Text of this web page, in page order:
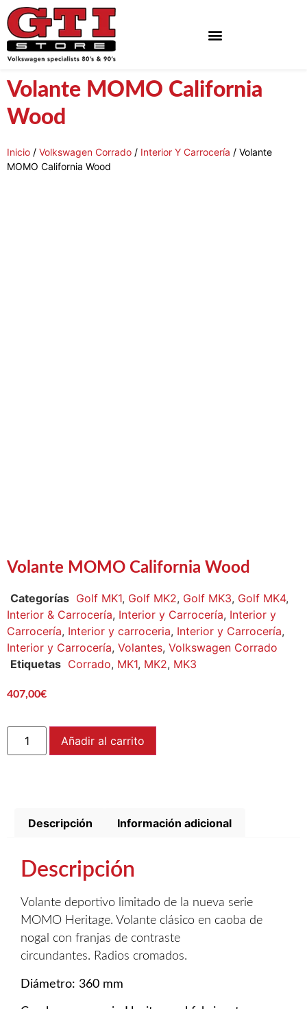
Volante MOMO California
Wood
Inicio / Volkswagen Corrado / Interior Y Carrocería / Volante
MOMO California Wood
Volante MOMO California Wood
Categorías Golf MK1, Golf MK2, Golf MK3, Golf MK4,
Interior & Carrocería, Interior y Carrocería, Interior y
Carrocería, Interior y carroceria, Interior y Carrocería,
Interior y Carrocería, Volantes, Volkswagen Corrado
Etiquetas Corrado, MK1, MK2, MK3
407,00€
Añadir al carrito
Descripción Información adicional
Descripción
Volante deportivo limitado de la nueva serie
MOMO Heritage. Volante clásico en caoba de
nogal con franjas de contraste
circundantes. Radios cromados.
Diámetro: 360 mm